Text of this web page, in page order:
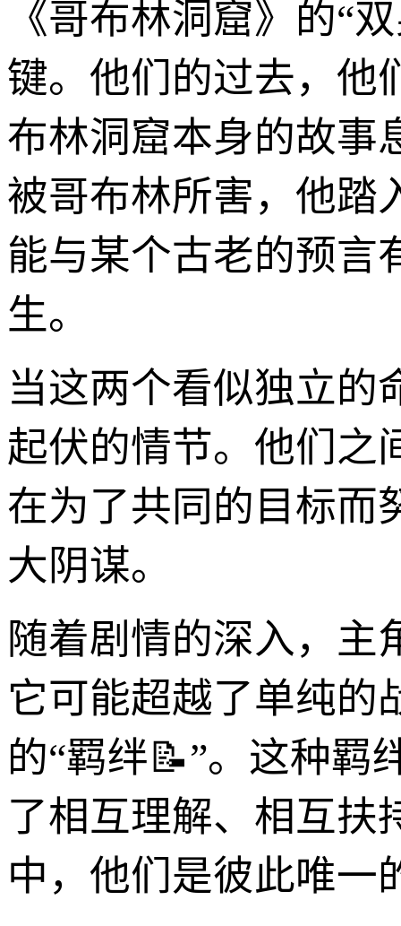
《哥布林洞窟》的“
键。他们的过去，他
布林洞窟本身的故事
被哥布林所害，他踏
能与某个古老的预言
生。
当这两个看似独立的
起伏的情节。他们之
在为了共同的目标而
大阴谋。
随着剧情的深入，主
它可能超越了单纯的
的“羁绊📝”。这种羁
了相互理解、相互扶
中，他们是彼此唯一